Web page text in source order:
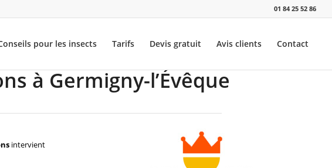
01 84 25 52 86
pour les insects Tarifs Devis gratuit Avis clients Contact
à Germigny-l’Évêque
intervient